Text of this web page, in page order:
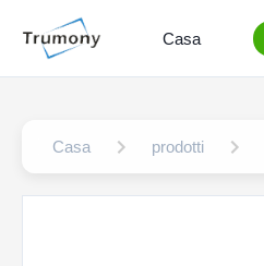
Casa
Casa prodotti